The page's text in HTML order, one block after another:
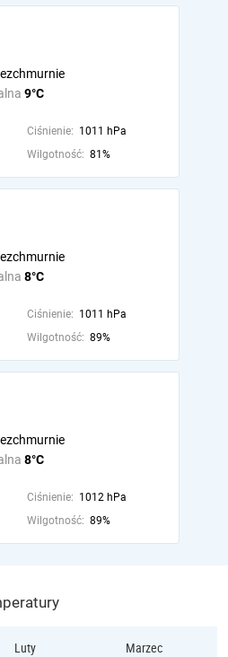
9°C
Ciśnienie: 1011 hPa
Wilgotność: 81%
8°C
Ciśnienie: 1011 hPa
Wilgotność: 89%
8°C
Ciśnienie: 1012 hPa
Wilgotność: 89%
Luty Marzec